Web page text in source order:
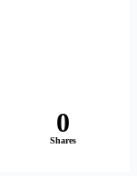
0
Shares